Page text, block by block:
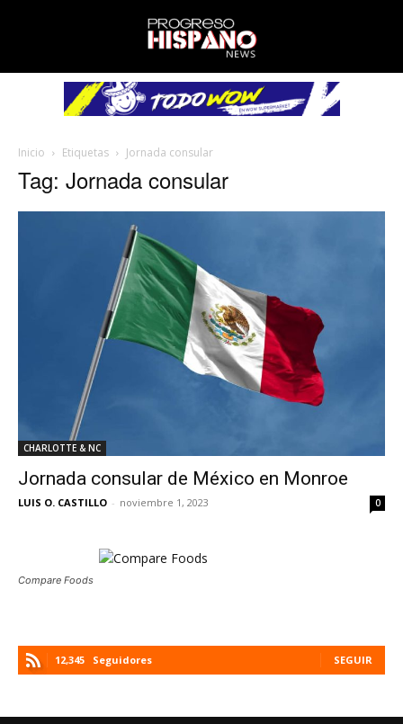
Inicio Etiquetas Jornada consular
Tag: Jornada consular
CHARLOTTE & NC
Jornada consular de México en Monroe
LUIS O. CASTILLO - noviembre 1, 2023 0
Compare Foods
12,345 Seguidores SEGUIR